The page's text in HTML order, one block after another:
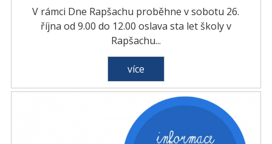
V rámci Dne Rapšachu proběhne v sobotu 26.
října od 9.00 do 12.00 oslava sta let školy v
Rapšachu...
více